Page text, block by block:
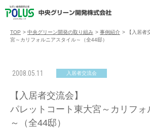
TOP > 中央グリーン開発の取り組み > 事例紹介 >
【入居
宮～カリフォルニアスタイル～（全44邸）
2008.05.11 入居者交流会
【入居者交流会】
パレットコート東大宮～カリフ
～（全44邸）